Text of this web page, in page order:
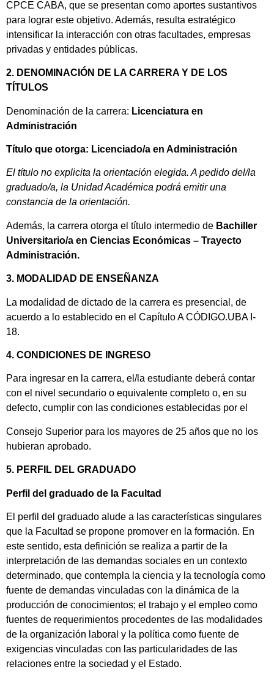
CPCE CABA, que se presentan como aportes sustantivos
para lograr este objetivo. Además, resulta estratégico
intensificar la interacción con otras facultades, empresas
privadas y entidades públicas.
2. DENOMINACIÓN DE LA CARRERA Y DE LOS
TÍTULOS
Denominación de la carrera: Licenciatura en
Administración
Título que otorga: Licenciado/a en Administración
El título no explicita la orientación elegida. A pedido del/la
graduado/a, la Unidad Académica podrá emitir una
constancia de la orientación.
Además, la carrera otorga el título intermedio de Bachiller
Universitario/a en Ciencias Económicas – Trayecto
Administración.
3. MODALIDAD DE ENSEÑANZA
La modalidad de dictado de la carrera es presencial, de
acuerdo a lo establecido en el Capítulo A CÓDIGO.UBA I-
18.
4. CONDICIONES DE INGRESO
Para ingresar en la carrera, el/la estudiante deberá contar
con el nivel secundario o equivalente completo o, en su
defecto, cumplir con las condiciones establecidas por el
Consejo Superior para los mayores de 25 años que no los
hubieran aprobado.
5. PERFIL DEL GRADUADO
Perfil del graduado de la Facultad
El perfil del graduado alude a las características singulares
que la Facultad se propone promover en la formación. En
este sentido, esta definición se realiza a partir de la
interpretación de las demandas sociales en un contexto
determinado, que contempla la ciencia y la tecnología como
fuente de demandas vinculadas con la dinámica de la
producción de conocimientos; el trabajo y el empleo como
fuentes de requerimientos procedentes de las modalidades
de la organización laboral y la política como fuente de
exigencias vinculadas con las particularidades de las
relaciones entre la sociedad y el Estado.